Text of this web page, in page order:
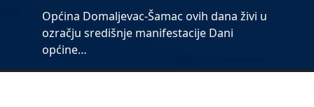
Općina Domaljevac-Šamac ovih dana živi u
ozračju središnje manifestacije Dani
općine…